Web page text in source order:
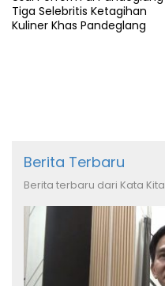
Tiga Selebritis Ketagihan
Kuliner Khas Pandeglang
Berita Terbaru
Berita terbaru dari Kata Kita